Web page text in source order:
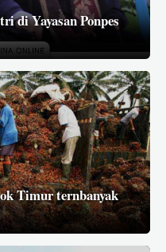
di Yayasan Ponpes
Timur ternbanyak